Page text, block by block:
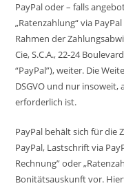
PayPal oder – falls
„Ratenzahlung“ via
Rahmen der
Cie, S.C.A., 22-24
“PayPal”), weiter. Die
DSGVO und nur insoweit,
erforderlich ist.
PayPal behält sich für die
PayPal, Lastschrift via
Rechnung” oder
Bonitätsauskunft vor.